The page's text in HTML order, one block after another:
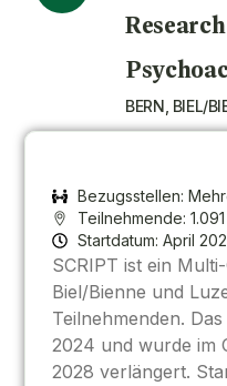
BERN, BIEL/
Bezugsstellen:
Teilnehmende:
Startdatum: April
SCRIPT ist ein
Biel/Bienne und
Teilnehmenden.
2024 und wurde im
2028 verlängert.